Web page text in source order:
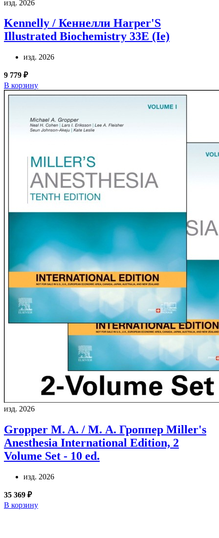
изд. 2026
Kennelly / Кеннелли Harper'S
Illustrated Biochemistry 33E (Ie)
изд. 2026
9 779 ₽
В корзину
изд. 2026
Gropper M. A. / М. А. Гроппер Miller's
Anesthesia International Edition, 2
Volume Set - 10 ed.
изд. 2026
35 369 ₽
В корзину